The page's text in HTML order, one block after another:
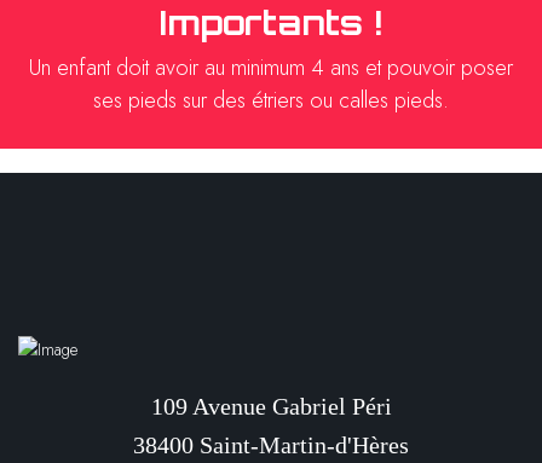
Importants !
Un enfant doit avoir au minimum 4 ans et pouvoir poser
ses pieds sur des étriers ou calles pieds.
109 Avenue Gabriel Péri
38400 Saint-Martin-d'Hères